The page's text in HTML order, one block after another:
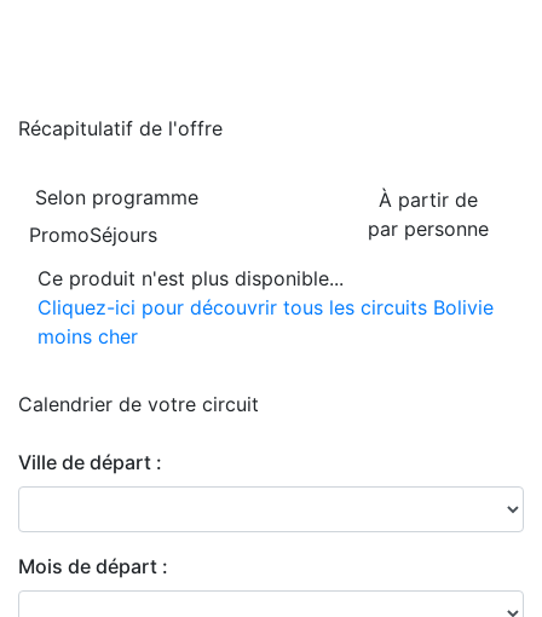
Récapitulatif de l'offre
À partir de
par personne
Selon programme
PromoSéjours
Ce produit n'est plus disponible...
Cliquez-ici pour découvrir tous les circuits Bolivie
moins cher
Calendrier de votre circuit
Ville de départ :
Mois de départ :